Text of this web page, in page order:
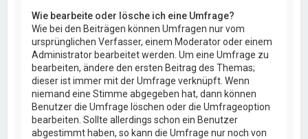
Wie bearbeite oder lösche ich eine Umfrage?
Wie bei den Beiträgen können Umfragen nur vom
ursprünglichen Verfasser, einem Moderator oder einem
Administrator bearbeitet werden. Um eine Umfrage zu
bearbeiten, ändere den ersten Beitrag des Themas;
dieser ist immer mit der Umfrage verknüpft. Wenn
niemand eine Stimme abgegeben hat, dann können
Benutzer die Umfrage löschen oder die Umfrageoption
bearbeiten. Sollte allerdings schon ein Benutzer
abgestimmt haben, so kann die Umfrage nur noch von